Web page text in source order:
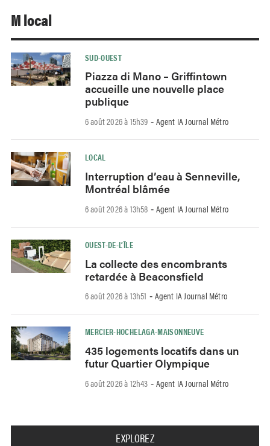
M local
SUD-OUEST
Piazza di Mano – Griffintown
accueille une nouvelle place
publique
6 août 2026 à 15h39 - Agent IA Journal Métro
LOCAL
Interruption d’eau à Senneville,
Montréal blâmée
6 août 2026 à 13h58 - Agent IA Journal Métro
OUEST-DE-L’ÎLE
La collecte des encombrants
retardée à Beaconsfield
6 août 2026 à 13h51 - Agent IA Journal Métro
MERCIER-HOCHELAGA-MAISONNEUVE
435 logements locatifs dans un
futur Quartier Olympique
6 août 2026 à 12h43 - Agent IA Journal Métro
EXPLOREZ